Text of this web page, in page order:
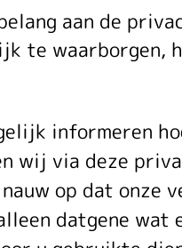
aan de
te waarborgen,
informeren
wij via deze
op dat onze
datgene wat